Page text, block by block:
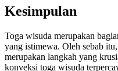
Kesimpulan
Toga wisuda merupakan
yang istimewa. Oleh sebab
merupakan langkah yang
konveksi toga wisuda